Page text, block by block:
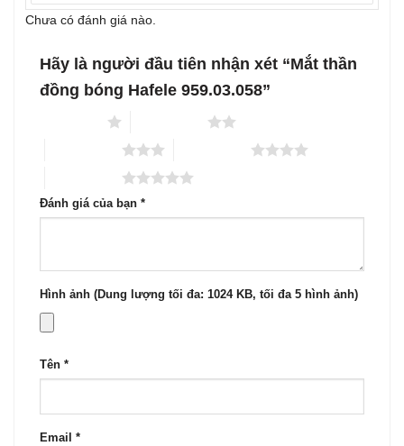
Chưa có đánh giá nào.
Hãy là người đầu tiên nhận xét “Mắt thần
đồng bóng Hafele 959.03.058”
Đánh giá của bạn *
Hình ảnh (Dung lượng tối đa: 1024 KB, tối đa 5 hình ảnh)
Tên *
Email *